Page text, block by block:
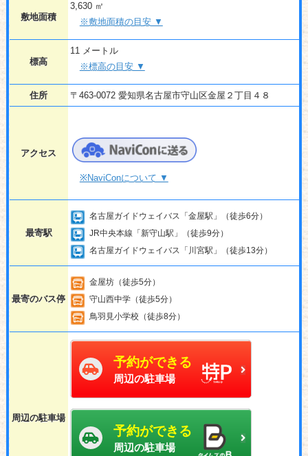
敷地面積
3,630 ㎡
※敷地面積の目安 ▼
標高
11 メートル
※標高の目安 ▼
住所 〒463-0072 愛知県名古屋市守山区金屋２丁目４８
アクセス
※NaviConについて ▼
最寄駅
名古屋ガイドウェイバス「金屋駅」（徒歩6分）
JR中央本線「新守山駅」（徒歩9分）
名古屋ガイドウェイバス「川宮駅」（徒歩13分）
最寄のバス停
金屋坊（徒歩5分）
守山西中学（徒歩5分）
鳥羽見小学校（徒歩8分）
周辺の駐車場
予約ができる
周辺の駐車場
予約ができる
周辺の駐車場